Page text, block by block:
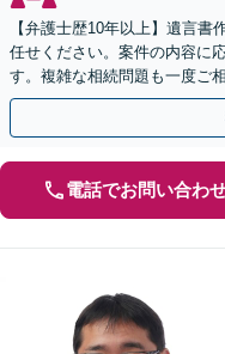
【弁護士歴10年以上】遺言
任せください。案件の内容に
す。複雑な相続問題も一度ご
相談可】
電話でお問い合わ